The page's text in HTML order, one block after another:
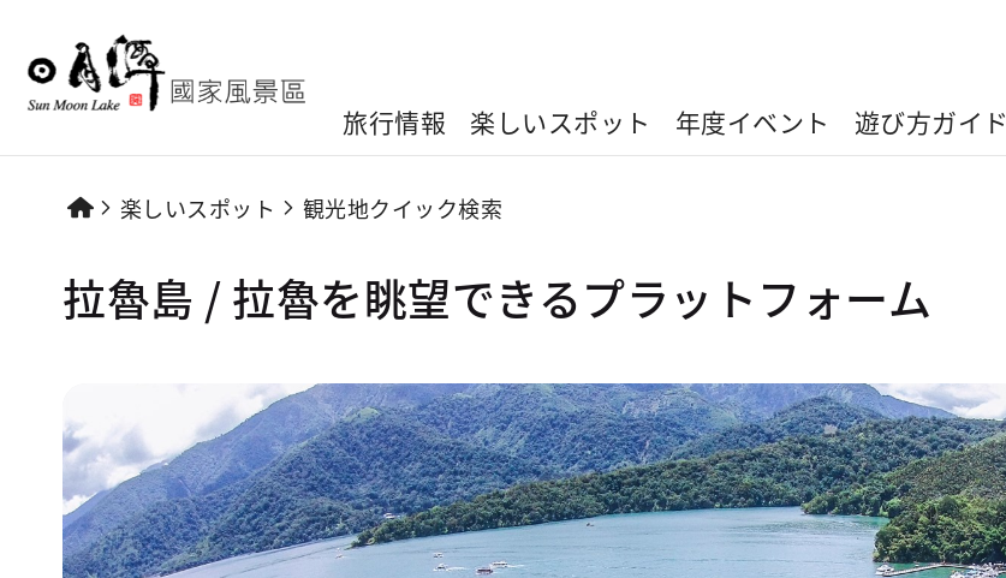
旅行情報 楽しいスポット 年度イベント 遊び方ガイド
楽しいスポット 観光地クイック検索
拉魯島 / 拉魯を眺望できるプラットフォーム